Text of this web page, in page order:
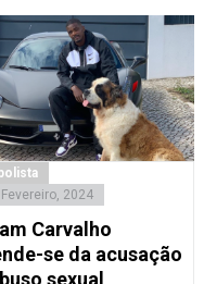
2024
Carvalho
se da acusação